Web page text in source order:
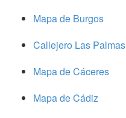
Mapa de Burgos
Callejero Las Palmas
Mapa de Cáceres
Mapa de Cádiz